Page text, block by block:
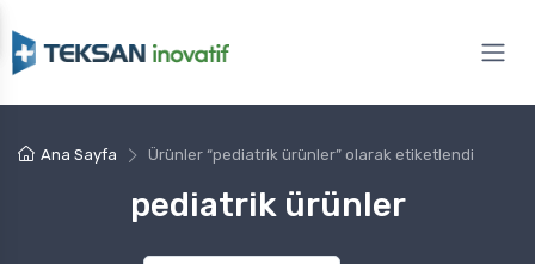
Ana Sayfa Ürünler “pediatrik ürünler” olarak etiketlendi
pediatrik ürünler